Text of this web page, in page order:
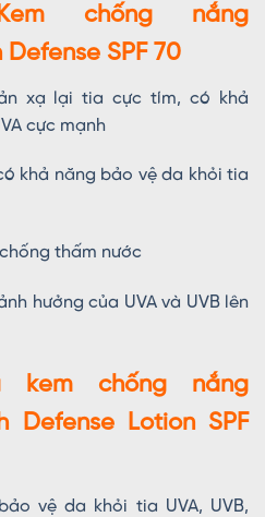
chống nắng
SPF 70
xạ lại tia cực tím, có khả
cực mạnh
khả năng bảo vệ da khỏi tia
thấm nước
hưởng của UVA và UVB lên
kem chống nắng
Defense Lotion SPF
vệ da khỏi tia UVA, UVB,